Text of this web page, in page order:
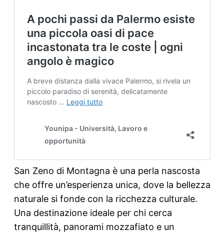
San Zeno di Montagna è una perla nascosta
che offre un’esperienza unica, dove la bellezza
naturale si fonde con la ricchezza culturale.
Una destinazione ideale per chi cerca
tranquillità, panorami mozzafiato e un